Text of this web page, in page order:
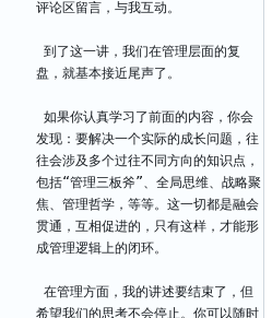
评论区留言，与我互动。
到了这一讲，我们在管理层面的复
盘，就基本接近尾声了。
如果你认真学习了前面的内容，你会
发现：要解决一个实际的成长问题，往
往会涉及多个过往不同方向的知识点，
包括“管理三板斧”、全局思维、战略聚
焦、管理哲学，等等。这一切都是融会
贯通，互相促进的，只有这样，才能形
成管理逻辑上的闭环。
在管理方面，我的讲述要结束了，但
希望我们的思考不会停止。你可以随时